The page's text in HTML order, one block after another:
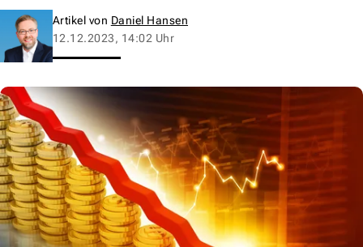
Artikel von Daniel Hansen
12.12.2023, 14:02 Uhr